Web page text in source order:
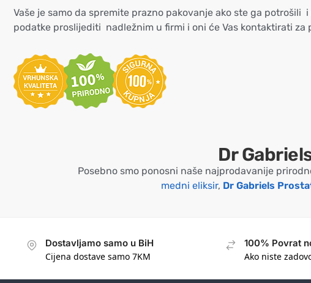
Vaše je samo da spremite prazno pakovanje ako ste ga
podatke proslijediti nadležnim u firmi i oni će Vas kontaktirati za
Dr
Posebno smo ponosni naše najprodavanije
medni eliksir, Dr Gabriels
Dostavljamo samo u BiH
Cijena dostave samo 7KM
100% Povrat
Ako niste